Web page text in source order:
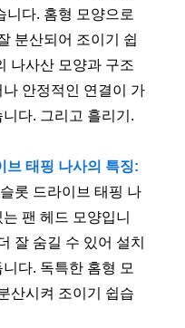
니다. 홈형 모양으로
분산되어 조이기 쉽
나사산 모양과 구조
안정적인 연결이 가
다. 그리고 흘리기.
브 태핑 나사의 특징:
롯 드라이브 태핑 나
팬 헤드 모양입니
잘 숨길 수 있어 설치
다. 독특한 홈형 모
산시켜 조이기 쉽습